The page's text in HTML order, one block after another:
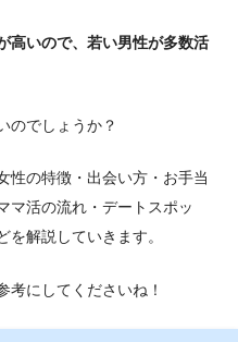
高いので、若い男性が多数活
のでしょうか？
性の特徴・出会い方・お手当
マ活の流れ・デートスポッ
を解説していきます。
考にしてくださいね！